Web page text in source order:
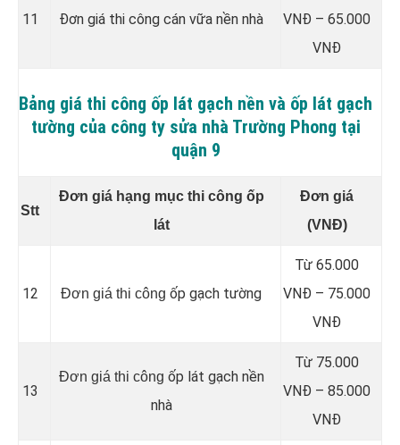
11 Đơn giá thi công cán vữa nền nhà
VNĐ – 65.000
VNĐ
Bảng giá thi công ốp lát gạch nền và ốp lát gạch
tường của công ty sửa nhà Trường Phong tại
quận 9
Stt
Đơn giá hạng mục thi công ốp
lát
Đơn giá
(VNĐ)
12 Đơn giá thi công ốp gạch tường
Từ 65.000
VNĐ – 75.000
VNĐ
13
Đơn giá thi công ốp lát gạch nền
nhà
Từ 75.000
VNĐ – 85.000
VNĐ